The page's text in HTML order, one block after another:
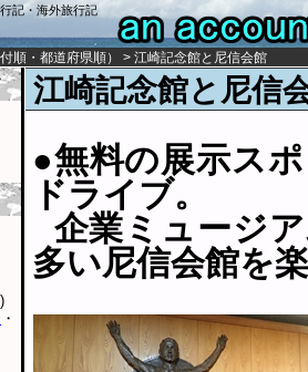
記・海外旅行記
順 ・ 都道府県順） > 江崎記念館と尼信会館
江崎記念館と尼信
●無料の展示ス
ドライブ。
企業ミュージ
多い尼信会館を
・